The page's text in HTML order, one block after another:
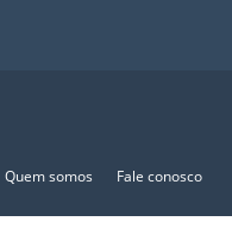
Quem somos Fale conosco